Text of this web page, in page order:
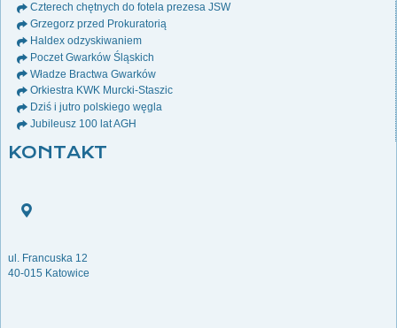
Czterech chętnych do fotela prezesa JSW
Grzegorz przed Prokuratorią
Haldex odzyskiwaniem
Poczet Gwarków Śląskich
Władze Bractwa Gwarków
Orkiestra KWK Murcki-Staszic
Dziś i jutro polskiego węgla
Jubileusz 100 lat AGH
KONTAKT
ul. Francuska 12
40-015 Katowice